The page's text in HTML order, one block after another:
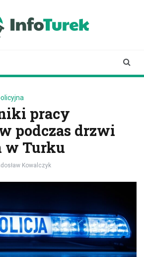
pracy
podczas drzwi
w Turku
Kowalczyk